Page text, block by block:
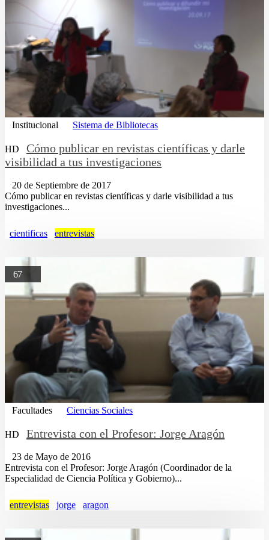
Institucional Sistema de Bibliotecas
HD
Cómo publicar en revistas científicas y darle
visibilidad a tus investigaciones
20 de Septiembre de 2017
Cómo publicar en revistas científicas y darle visibilidad a tus
investigaciones...
cientificas entrevistas
67
Facultades Ciencias Sociales
HD Entrevista con el Profesor: Jorge Aragón
23 de Mayo de 2016
Entrevista con el Profesor: Jorge Aragón (Coordinador de la
Especialidad de Ciencia Política y Gobierno)...
entrevistas jorge aragon